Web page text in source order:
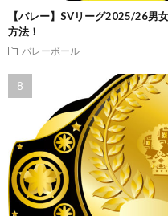
【バレー】SVリーグ2025/26男
方法！
バレーボール